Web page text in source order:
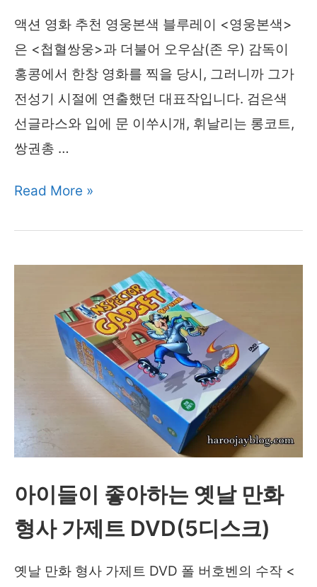
2
가
지
버
전
출
액션 영화 추천 영웅본색 블루레이 <영웅본색>
은 <첩혈쌍웅>과 더불어 오우삼(존 우) 감독이
홍콩에서 한창 영화를 찍을 당시, 그러니까 그가
전성기 시절에 연출했던 대표작입니다. 검은색
선글라스와 입에 문 이쑤시개, 휘날리는 롱코트,
쌍권총 …
액
화
블
루
레
한
정
Read More »
아이들이 좋아하는 옛날 만화
형사 가제트 DVD(5디스크)
옛날 만화 형사 가제트 DVD 폴 버호벤의 수작 <